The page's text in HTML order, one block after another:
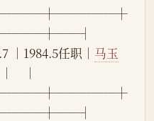
│1984.5任职│ 马玉
│    │